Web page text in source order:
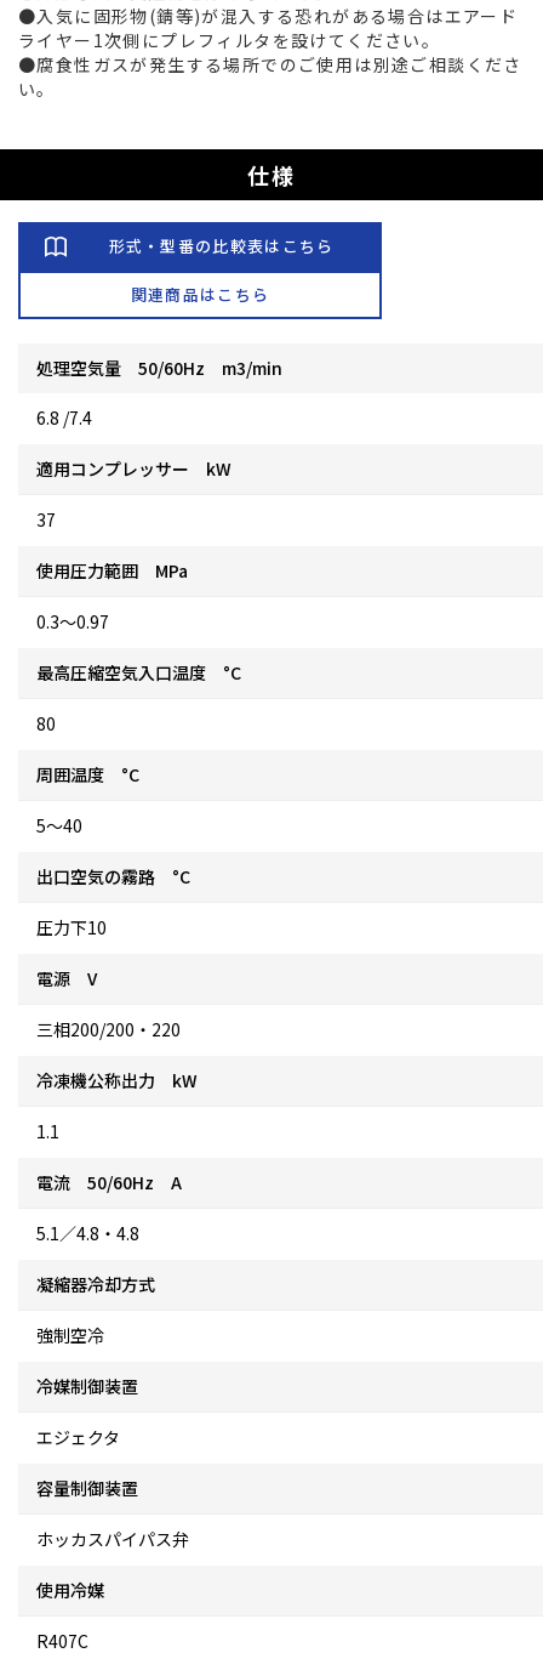
●入気に固形物(錆等)が混入する恐れがある場合はエアード
ライヤー1次側にプレフィルタを設けてください。
●腐食性ガスが発生する場所でのご使用は別途ご相談くださ
い。
仕様
形式・型番の比較表はこちら
関連商品はこちら
処理空気量 50/60Hz m3/min
6.8 /7.4
適用コンプレッサー kW
37
使用圧力範囲 MPa
0.3〜0.97
最高圧縮空気入口温度 °C
80
周囲温度 °C
5〜40
出口空気の霧路 °C
圧力下10
電源 V
三相200/200・220
冷凍機公称出力 kW
1.1
電流 50/60Hz A
5.1／4.8・4.8
凝縮器冷却方式
強制空冷
冷媒制御装置
エジェクタ
容量制御装置
ホッカスパイパス弁
使用冷媒
R407C